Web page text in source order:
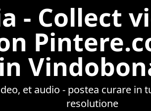
- Collect
in
et audio - postea curare in
resolutione